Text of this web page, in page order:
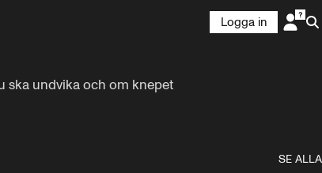
Logga in
ska undvika och om knepet
SE ALLA